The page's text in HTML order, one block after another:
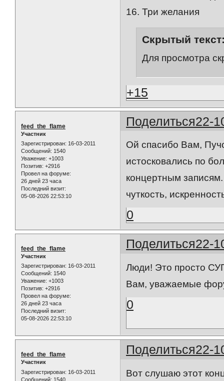
16. Три желания
Скрытый
Для просмотра
+15
Поделиться22-
feed_the_flame
Участник
Зарегистрирован: 16-03-2011
Сообщений: 1540
Уважение: +1003
Позитив: +2916
Провел на форуме:
26 дней 23 часа
Последний визит:
05-08-2026 22:53:10
Ой спасибо Вам,
истосковались по
концертным
чуткость,
0
Поделиться22-
feed_the_flame
Участник
Зарегистрирован: 16-03-2011
Сообщений: 1540
Уважение: +1003
Позитив: +2916
Провел на форуме:
26 дней 23 часа
Последний визит:
05-08-2026 22:53:10
Люди! Это просто
Вам, уважаемые
0
Поделиться22-
feed_the_flame
Участник
Зарегистрирован: 16-03-2011
Сообщений: 1540
Вот слушаю этот